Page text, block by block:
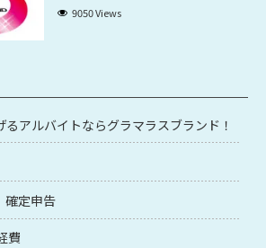
9050 Views
アルバイトならグラマラスブランド！
定申告
費